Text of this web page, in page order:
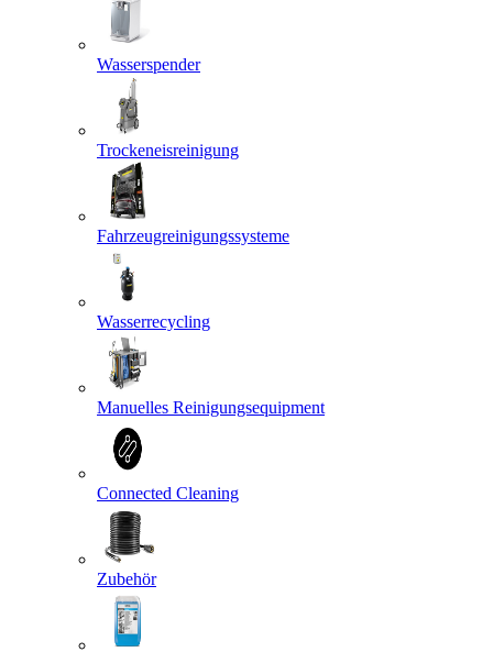
Wasserspender
Trockeneisreinigung
Fahrzeugreinigungssysteme
Wasserrecycling
Manuelles Reinigungsequipment
Connected Cleaning
Zubehör